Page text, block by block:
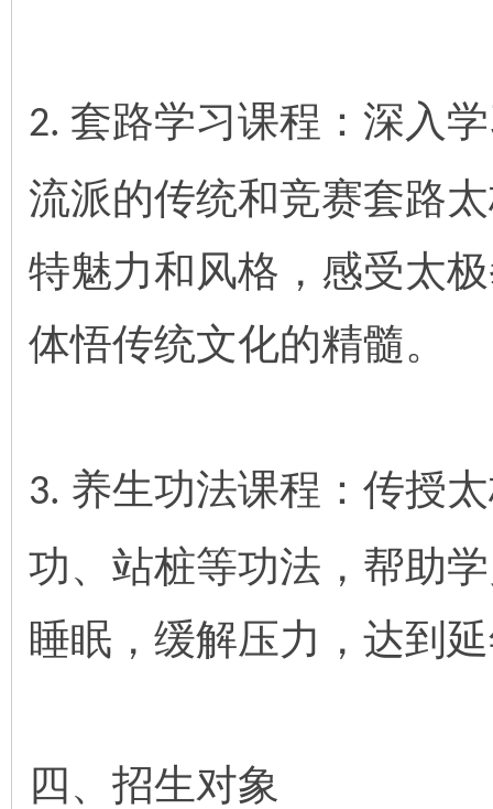
2. 套路学习课程：深入
流派的传统和竞赛套路
特魅力和风格，感受太
体悟传统文化的精髓。
3. 养生功法课程：传授
功、站桩等功法，帮助
睡眠，缓解压力，达到
四、招生对象